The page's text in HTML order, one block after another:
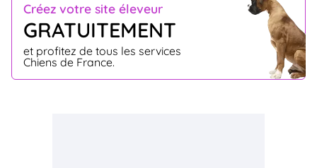
Créez votre site éleveur
GRATUITEMENT
et profitez de tous les services
Chiens de France.